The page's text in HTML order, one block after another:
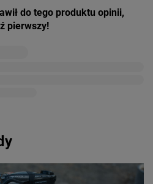
do tego produktu opinii,
pierwszy!